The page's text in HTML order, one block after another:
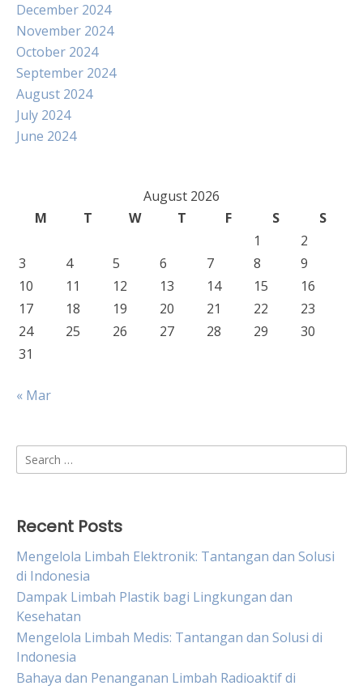
December 2024
November 2024
October 2024
September 2024
August 2024
July 2024
June 2024
August 2026
M
T W T F S
S
1
2
3
4 5 6 7 8
9
10
11 12 13 14 15
16
17
18 19 20 21 22
23
24
25 26 27 28 29
30
31
« Mar
Search
for:
Recent Posts
Mengelola Limbah Elektronik: Tantangan dan Solusi
di Indonesia
Dampak Limbah Plastik bagi Lingkungan dan
Kesehatan
Mengelola Limbah Medis: Tantangan dan Solusi di
Indonesia
Bahaya dan Penanganan Limbah Radioaktif di